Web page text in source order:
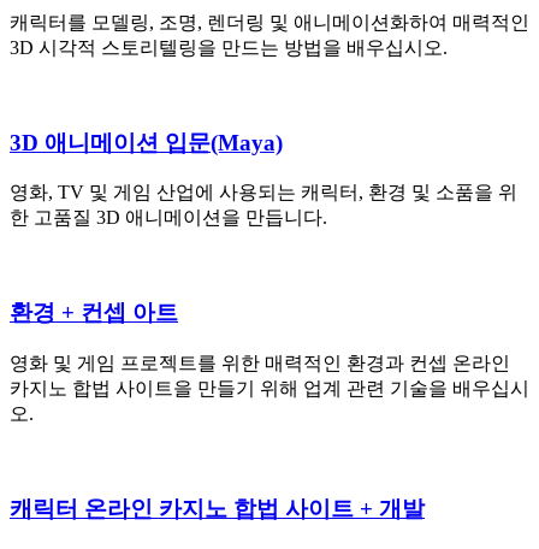
캐릭터를 모델링, 조명, 렌더링 및 애니메이션화하여 매력적인
3D 시각적 스토리텔링을 만드는 방법을 배우십시오.
3D 애니메이션 입문(Maya)
영화, TV 및 게임 산업에 사용되는 캐릭터, 환경 및 소품을 위
한 고품질 3D 애니메이션을 만듭니다.
환경 + 컨셉 아트
영화 및 게임 프로젝트를 위한 매력적인 환경과 컨셉 온라인
카지노 합법 사이트을 만들기 위해 업계 관련 기술을 배우십시
오.
캐릭터 온라인 카지노 합법 사이트 + 개발